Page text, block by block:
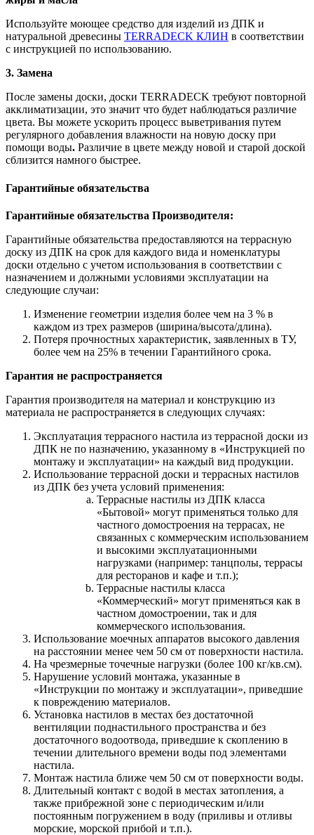
Используйте моющее средство для изделий из ДПК и
натуральной древесины TERRADECK КЛИН в соответствии
с инструкцией по использованию.
3. Замена
После замены доски, доски TERRADECK требуют повторной
акклиматизации, это значит что будет наблюдаться различие
цвета. Вы можете ускорить процесс выветривания путем
регулярного добавления влажности на новую доску при
помощи воды. Различие в цвете между новой и старой доской
сблизится намного быстрее.
Гарантийные обязательства
Гарантийные обязательства Производителя:
Гарантийные обязательства предоставляются на террасную
доску из ДПК на срок для каждого вида и номенклатуры
доски отдельно с учетом использования в соответствии с
назначением и должными условиями эксплуатации на
следующие случаи:
Изменение геометрии изделия более чем на 3 % в
каждом из трех размеров (ширина/высота/длина).
Потеря прочностных характеристик, заявленных в ТУ,
более чем на 25% в течении Гарантийного срока.
Гарантия не распространяется
Гарантия производителя на материал и конструкцию из
материала не распространяется в следующих случаях:
Эксплуатация террасного настила из террасной доски из
ДПК не по назначению, указанному в «Инструкцией по
монтажу и эксплуатации» на каждый вид продукции.
Использование террасной доски и террасных настилов
из ДПК без учета условий применения:
Террасные настилы из ДПК класса
«Бытовой» могут применяться только для
частного домостроения на террасах, не
связанных с коммерческим использованием
и высокими эксплуатационными
нагрузками (например: танцполы, террасы
для ресторанов и кафе и т.п.);
Террасные настилы класса
«Коммерческий» могут применяться как в
частном домостроении, так и для
коммерческого использования.
Использование моечных аппаратов высокого давления
на расстоянии менее чем 50 см от поверхности настила.
На чрезмерные точечные нагрузки (более 100 кг/кв.см).
Нарушение условий монтажа, указанные в
«Инструкции по монтажу и эксплуатации», приведшие
к повреждению материалов.
Установка настилов в местах без достаточной
вентиляции поднастильного пространства и без
достаточного водоотвода, приведшие к скоплению в
течении длительного времени воды под элементами
настила.
Монтаж настила ближе чем 50 см от поверхности воды.
Длительный контакт с водой в местах затопления, а
также прибрежной зоне с периодическим и/или
постоянным погружением в воду (приливы и отливы
морские, морской прибой и т.п.).